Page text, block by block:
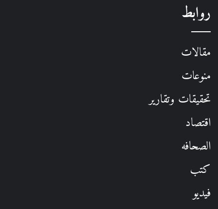
روابط
مقالات
منوعات
تحقيقات وتقارير
اقتصاد
الصحافه
كتب
فيديو